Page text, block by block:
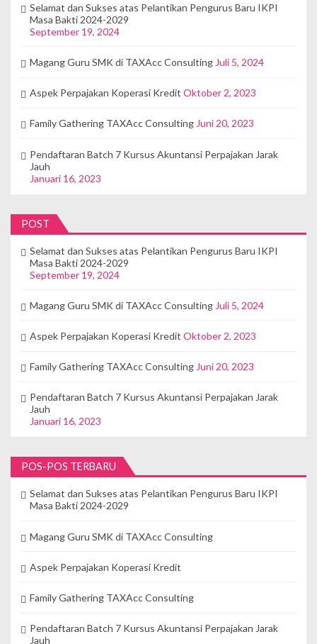
Selamat dan Sukses atas Pelantikan Pengurus Baru IKPI
Masa Bakti 2024-2029
September 19, 2024
Magang Guru SMK di TAXAcc Consulting Juli 5, 2024
Aspek Perpajakan Koperasi Kredit Oktober 2, 2023
Family Gathering TAXAcc Consulting Juni 20, 2023
Pendaftaran Batch 7 Kursus Akuntansi Perpajakan Jarak
Jauh
Januari 16, 2023
POST
Selamat dan Sukses atas Pelantikan Pengurus Baru IKPI
Masa Bakti 2024-2029
September 19, 2024
Magang Guru SMK di TAXAcc Consulting Juli 5, 2024
Aspek Perpajakan Koperasi Kredit Oktober 2, 2023
Family Gathering TAXAcc Consulting Juni 20, 2023
Pendaftaran Batch 7 Kursus Akuntansi Perpajakan Jarak
Jauh
Januari 16, 2023
POS-POS TERBARU
Selamat dan Sukses atas Pelantikan Pengurus Baru IKPI
Masa Bakti 2024-2029
Magang Guru SMK di TAXAcc Consulting
Aspek Perpajakan Koperasi Kredit
Family Gathering TAXAcc Consulting
Pendaftaran Batch 7 Kursus Akuntansi Perpajakan Jarak
Jauh